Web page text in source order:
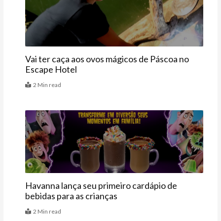
Vai ter caça aos ovos mágicos de Páscoa no
Escape Hotel
2 Min read
Últimas
Havanna lança seu primeiro cardápio de
bebidas para as crianças
2 Min read